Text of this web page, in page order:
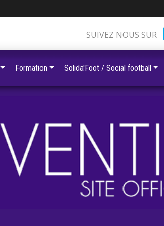
SUIVEZ NOUS SUR
Formation Solida'Foot / Social football